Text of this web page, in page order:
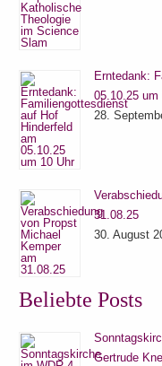
Erntedank:
05.10.25 um
28.
31.08.25
30. August
Beliebte Posts
Gertrude